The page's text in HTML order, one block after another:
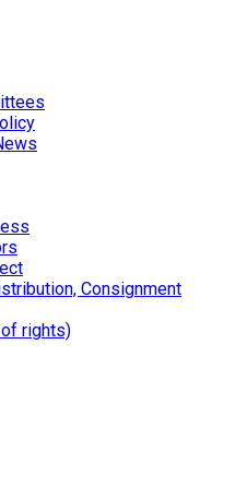
Consignment
rights)